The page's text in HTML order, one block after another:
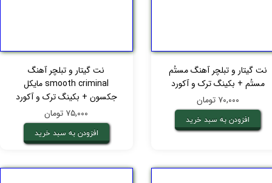
نت گیتار و تبلچر آهنگ مستُم
مستُم + بکینگ ترک و آکورد
۷۰,۰۰۰ تومان
افزودن به سبد خرید
نت گیتار و تبلچر آهنگ
smooth criminal مایکل
جکسون + بکینگ ترک و آکورد
۷۵,۰۰۰ تومان
افزودن به سبد خرید